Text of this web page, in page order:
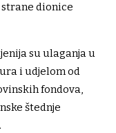
strane dionice
su ulaganja u
i udjelom od
fondova,
štednje